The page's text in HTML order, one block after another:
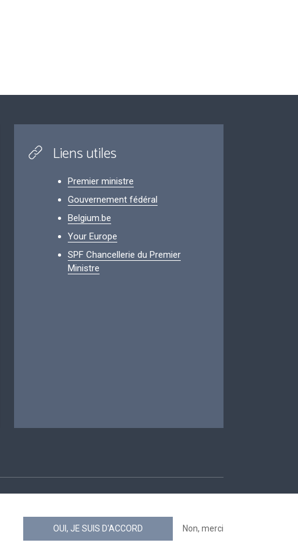
Liens utiles
Premier ministre
Gouvernement fédéral
Belgium.be
Your Europe
SPF Chancellerie du Premier
Ministre
OUI, JE SUIS D'ACCORD Non, merci